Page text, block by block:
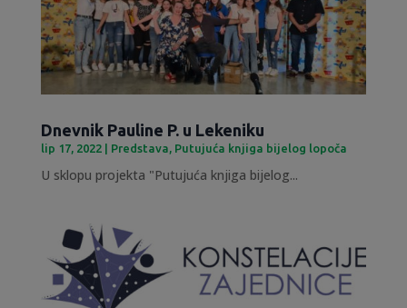
Dnevnik Pauline P. u Lekeniku
lip 17, 2022| Predstava, Putujuća knjiga bijelog lopoča
U sklopu projekta "Putujuća knjiga bijelog...